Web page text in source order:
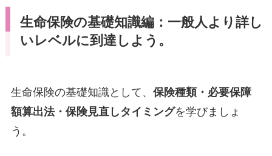
生命保険の基礎知識編：一般人より詳し
いレベルに到達しよう。
生命保険の基礎知識として、 保険種類・必要保障
額算出法・保険見直しタイミングを学びましょ
う。